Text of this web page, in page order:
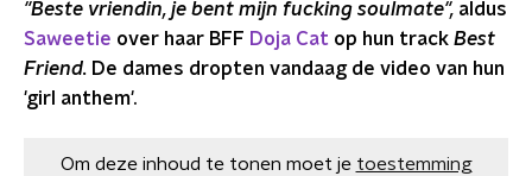
"Beste vriendin, je bent mijn fucking soulmate", aldus
Saweetie over haar BFF Doja Cat op hun track Best
Friend. De dames dropten vandaag de video van hun
'girl anthem'.
Om deze inhoud te tonen moet je toestemming